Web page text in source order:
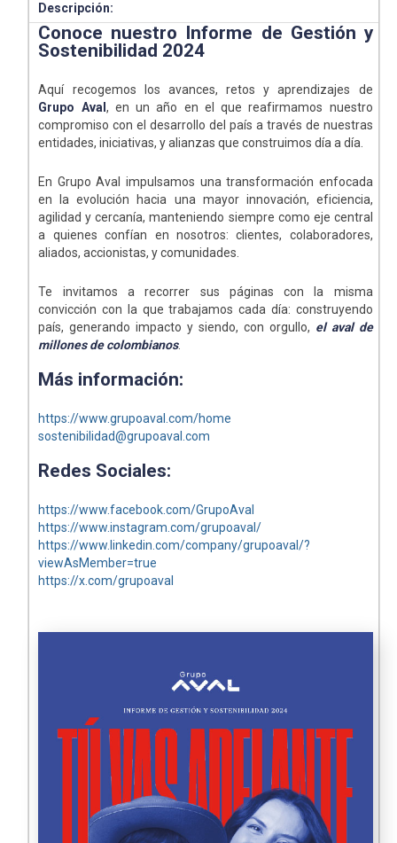
Descripción:
Conoce nuestro Informe de Gestión y
Sostenibilidad 2024
Aquí recogemos los avances, retos y aprendizajes de
Grupo Aval , en un año en el que reafirmamos nuestro
compromiso con el desarrollo del país a través de nuestras
entidades, iniciativas, y alianzas que construimos día a día.
En Grupo Aval impulsamos una transformación enfocada
en la evolución hacia una mayor innovación, eficiencia,
agilidad y cercanía, manteniendo siempre como eje central
a quienes confían en nosotros: clientes, colaboradores,
aliados, accionistas, y comunidades.
Te invitamos a recorrer sus páginas con la misma
convicción con la que trabajamos cada día: construyendo
país, generando impacto y siendo, con orgullo, el aval de
millones de colombianos.
Más información:
https://www.grupoaval.com/home
sostenibilidad@grupoaval.com
Redes Sociales:
https://www.facebook.com/GrupoAval
https://www.instagram.com/grupoaval/
https://www.linkedin.com/company/grupoaval/?
viewAsMember=true
https://x.com/grupoaval